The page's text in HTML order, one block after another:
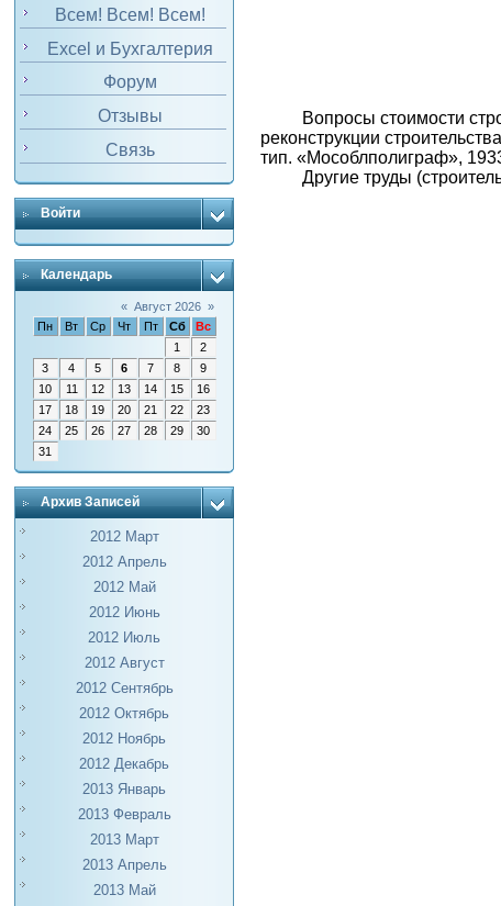
Всем! Всем! Всем!
Excel и Бухгалтерия
Форум
Отзывы
Связь
Войти
Календарь
« Август 2026 »
Пн
Вт Ср Чт Пт Сб
Вс
1
2
3
4 5 6 7 8
9
10
11 12 13 14 15
16
17
18 19 20 21 22
23
24
25 26 27 28 29
30
31
Архив Записей
2012 Март
2012 Апрель
2012 Май
2012 Июнь
2012 Июль
2012 Август
2012 Сентябрь
2012 Октябрь
2012 Ноябрь
2012 Декабрь
2013 Январь
2013 Февраль
2013 Март
2013 Апрель
2013 Май
Вопросы стоимости
реконструкции
тип. «Мособлполиграф»,
Другие труды